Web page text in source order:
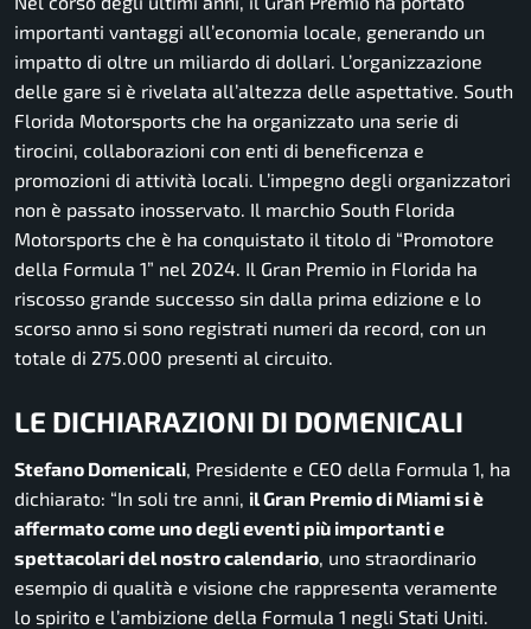
importanti vantaggi all’economia locale, generando un
impatto di oltre un miliardo di dollari. L’organizzazione
delle gare si è rivelata all’altezza delle aspettative. South
Florida Motorsports che ha organizzato una serie di
tirocini, collaborazioni con enti di beneficenza e
promozioni di attività locali. L’impegno degli organizzatori
non è passato inosservato. Il marchio South Florida
Motorsports che è ha conquistato il titolo di “Promotore
della Formula 1” nel 2024. Il Gran Premio in Florida ha
riscosso grande successo sin dalla prima edizione e lo
scorso anno si sono registrati numeri da record, con un
totale di 275.000 presenti al circuito.
LE DICHIARAZIONI DI DOMENICALI
Stefano Domenicali , Presidente e CEO della Formula 1, ha
dichiarato: “In soli tre anni, il Gran Premio di Miami si è
affermato come uno degli eventi più importanti e
spettacolari del nostro calendario , uno straordinario
esempio di qualità e visione che rappresenta veramente
lo spirito e l’ambizione della Formula 1 negli Stati Uniti.